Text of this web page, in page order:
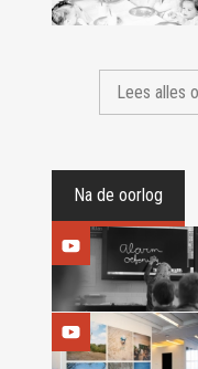
Lees alles
Na de oorlog